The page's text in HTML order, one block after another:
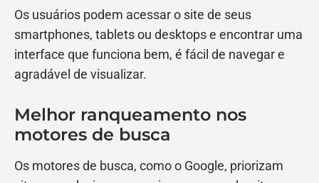
Os usuários podem acessar o site de seus
smartphones, tablets ou desktops e encontrar uma
interface que funciona bem, é fácil de navegar e
agradável de visualizar.
Melhor ranqueamento nos
motores de busca
Os motores de busca, como o Google, priorizam